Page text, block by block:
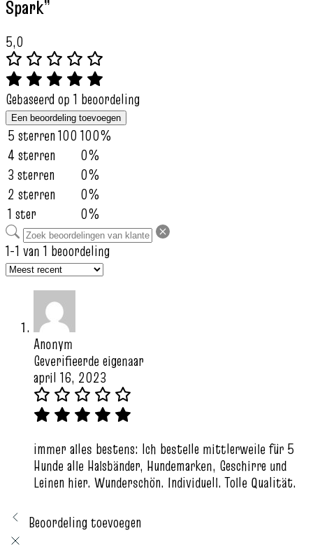
Spark”
5,0
Gebaseerd op 1 beoordeling
Een beoordeling toevoegen
5 sterren100 100%
4 sterren
0%
3 sterren
0%
2 sterren
0%
1 ster
0%
1-1 van 1 beoordeling
Anonym
Geverifieerde eigenaar
april 16, 2023
immer alles bestens: Ich bestelle mittlerweile für 5
Hunde alle Halsbänder, Hundemarken, Geschirre und
Leinen hier. Wunderschön. Individuell. Tolle Qualität.
Beoordeling toevoegen